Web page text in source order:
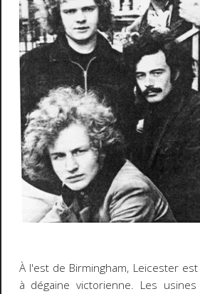
À l'est de Birmingham, Leicester
à dégaine victorienne. Les